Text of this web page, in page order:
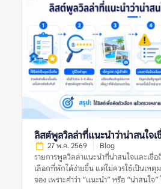
ลิสต์พูลวิลล่าที่แนะนำว่าน่าสนใจเ
27 พ.ค. 2569 Blog
รายการพูลวิลล่าแนะนำที่น่าสนใจและเชื่อ
เลือกที่พักได้ง่ายขึ้น แต่ไม่ควรใช้เป็นเหตุ
จอง เพราะคำว่า “แนะนำ” หรือ “น่าสนใจ